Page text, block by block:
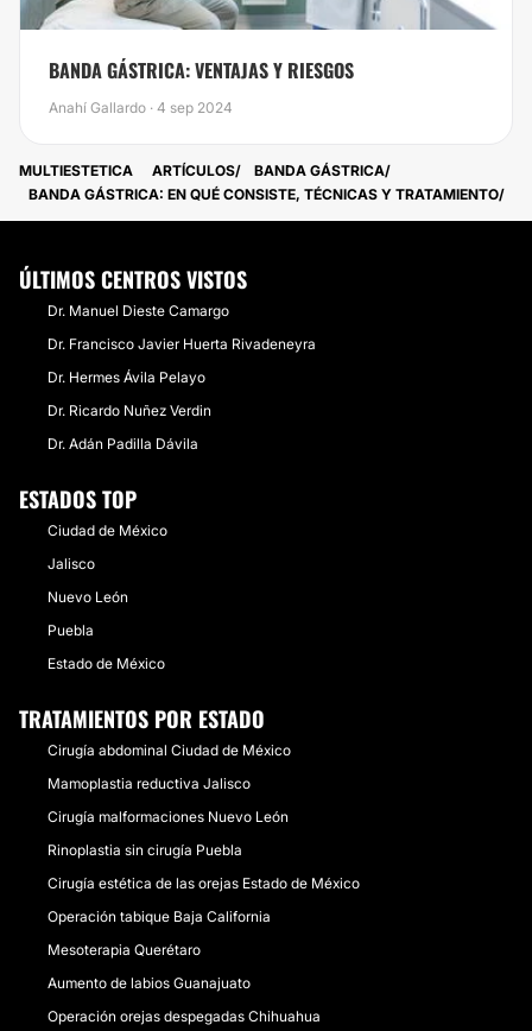
BANDA GÁSTRICA: VENTAJAS Y RIESGOS
Anahí Gallardo · 4 sep 2024
MULTIESTETICA ARTÍCULOS
BANDA GÁSTRICA
BANDA GÁSTRICA: EN QUÉ CONSISTE, TÉCNICAS Y TRATAMIENTO
ÚLTIMOS CENTROS VISTOS
Dr. Manuel Dieste Camargo
Dr. Francisco Javier Huerta Rivadeneyra
Dr. Hermes Ávila Pelayo
Dr. Ricardo Nuñez Verdin
Dr. Adán Padilla Dávila
ESTADOS TOP
Ciudad de México
Jalisco
Nuevo León
Puebla
Estado de México
TRATAMIENTOS POR ESTADO
Cirugía abdominal Ciudad de México
Mamoplastia reductiva Jalisco
Cirugía malformaciones Nuevo León
Rinoplastia sin cirugía Puebla
Cirugía estética de las orejas Estado de México
Operación tabique Baja California
Mesoterapia Querétaro
Aumento de labios Guanajuato
Operación orejas despegadas Chihuahua